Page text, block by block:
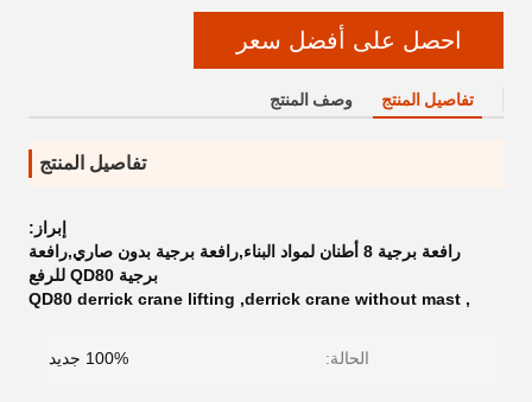
احصل على أفضل سعر
تفاصيل المنتج وصف المنتج
تفاصيل المنتج
إبراز:
رافعة برجية 8 أطنان لمواد البناء,رافعة برجية بدون صاري,رافعة
برجية QD80 للرفع
,
derrick crane without mast
,
QD80 derrick crane lifting
الحالة: 100% جديد